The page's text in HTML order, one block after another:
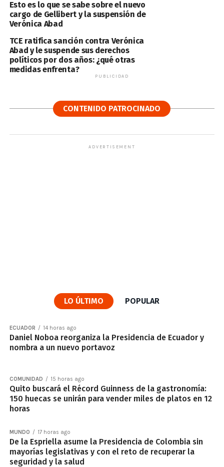
Esto es lo que se sabe sobre el nuevo
cargo de Gellibert y la suspensión de
Verónica Abad
TCE ratifica sanción contra Verónica
Abad y le suspende sus derechos
políticos por dos años: ¿qué otras
medidas enfrenta?
PUBLICIDAD
CONTENIDO PATROCINADO
ADVERTISEMENT
LO ÚLTIMO POPULAR
ECUADOR 14 horas ago
Daniel Noboa reorganiza la Presidencia de Ecuador y
nombra a un nuevo portavoz
COMUNIDAD 15 horas ago
Quito buscará el Récord Guinness de la gastronomía:
150 huecas se unirán para vender miles de platos en 12
horas
MUNDO 17 horas ago
De la Espriella asume la Presidencia de Colombia sin
mayorías legislativas y con el reto de recuperar la
seguridad y la salud